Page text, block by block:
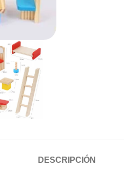
DESCRIPCIÓN